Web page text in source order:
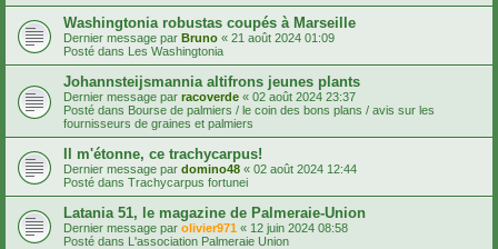
Washingtonia robustas coupés à Marseille
Dernier message par Bruno « 21 août 2024 01:09
Posté dans Les Washingtonia
Johannsteijsmannia altifrons jeunes plants
Dernier message par racoverde « 02 août 2024 23:37
Posté dans Bourse de palmiers / le coin des bons plans / avis sur les
fournisseurs de graines et palmiers
Il m'étonne, ce trachycarpus!
Dernier message par domino48 « 02 août 2024 12:44
Posté dans Trachycarpus fortunei
Latania 51, le magazine de Palmeraie-Union
Dernier message par olivier971 « 12 juin 2024 08:58
Posté dans L'association Palmeraie Union